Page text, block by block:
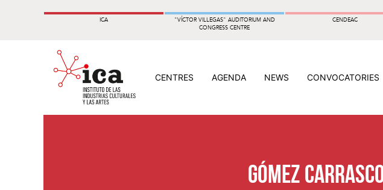
ICA
"VÍCTOR VILLEGAS" AUDITORIUM AND
CONGRESS CENTRE
CENDEAC
CENTRES AGENDA NEWS CONVOCATORIES
Gómez